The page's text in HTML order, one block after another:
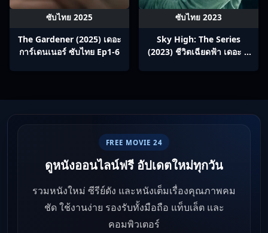
ซับไทย 2025
The Gardener (2025) เดอะ
การ์เดนเนอร์ ซับไทย Ep1-6
ซับไทย 2023
Sky High: The Series
(2023) ชีวิตเฉียดฟ้า เดอะ ซี
FREE MOVIE 24
ดูหนังออนไลน์ฟรี อัปเดตใหม่ทุกวัน
รวมหนังใหม่ ซีรีย์ดัง และหนังเต็มเรื่องคุณภาพคม
ชัด ใช้งานง่าย รองรับทั้งมือถือ แท็บเล็ต และ
คอมพิวเตอร์